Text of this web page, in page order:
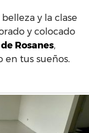
y la clase
y colocado
Rosanes,
en tus sueños.